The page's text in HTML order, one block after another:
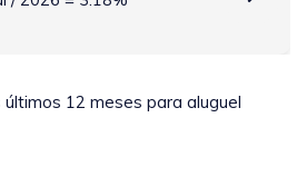
12 meses para aluguel